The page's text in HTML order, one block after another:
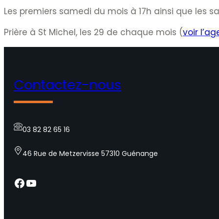
Les premiers samedi du mois à 17h ainsi que les
Prière à St Michel, les 29 de chaque mois (voir
Contactez-nous
03 82 82 65 16
46 Rue de Metzervisse 57310 Guénange
Facebook
YouTube